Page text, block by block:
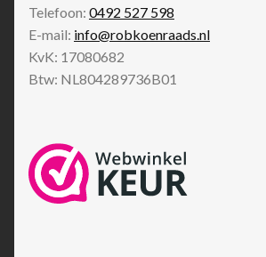
Telefoon: 0492 527 598
E-mail: info@robkoenraads.nl
KvK: 17080682
Btw: NL804289736B01